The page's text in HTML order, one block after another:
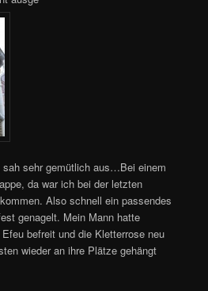
sehr gemütlich aus…Bei einem
da war ich bei der letzten
Also schnell ein passendes
genagelt. Mein Mann hatte
befreit und die Kletterrose neu
wieder an ihre Plätze gehängt